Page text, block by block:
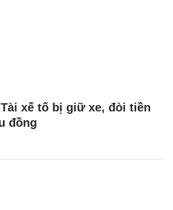
xế tố bị giữ xe, đòi tiền
đồng